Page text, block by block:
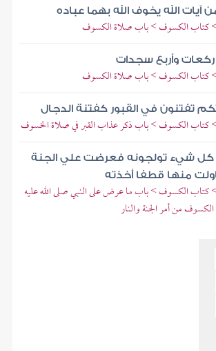
آيات الله يخوف الله بهما عباده
الكسوف > باب صلاة الكسوف
وأربع سجدات
الكسوف > باب صلاة الكسوف
تفتنون في القبور كفتنة الدجال
الكسوف > باب ذكر عذاب القبر في صلاة الخسوف
شيء تولجونه فعرضت علي الجنة
منها قطفا أخذته
الكسوف > باب ما عرض على النبي صلى الله عليه
من أمر الجنة والنار